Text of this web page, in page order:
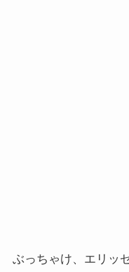
ぶっちゃけ、エリッ